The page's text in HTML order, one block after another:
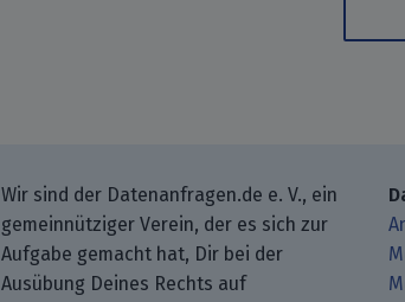
Wir sind der Datenanfragen.de e. V., ein
gemeinnütziger Verein, der es sich zur
Aufgabe gemacht hat, Dir bei der
Ausübung Deines Rechts auf